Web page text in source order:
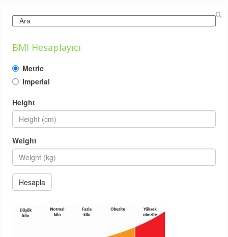
Search
BMI Hesaplayıcı
Metric
Imperial
Height
Weight